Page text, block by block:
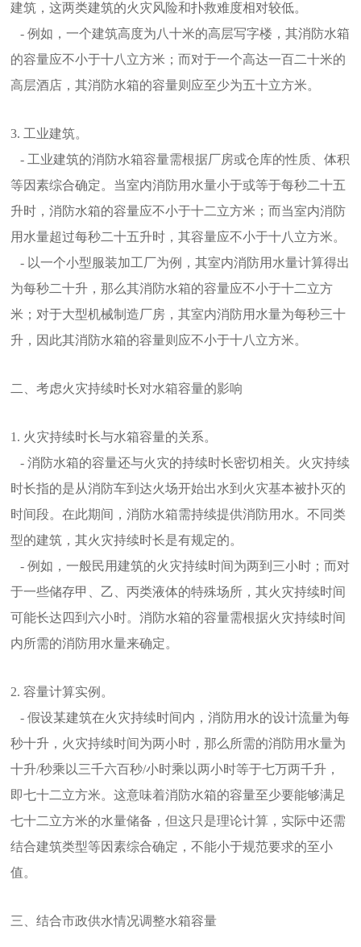
建筑，这两类建筑的火灾风险和扑救难度相对较低。
- 例如，一个建筑高度为八十米的高层写字楼，其消防水箱
的容量应不小于十八立方米；而对于一个高达一百二十米的
高层酒店，其消防水箱的容量则应至少为五十立方米。
3. 工业建筑。
- 工业建筑的消防水箱容量需根据厂房或仓库的性质、体积
等因素综合确定。当室内消防用水量小于或等于每秒二十五
升时，消防水箱的容量应不小于十二立方米；而当室内消防
用水量超过每秒二十五升时，其容量应不小于十八立方米。
- 以一个小型服装加工厂为例，其室内消防用水量计算得出
为每秒二十升，那么其消防水箱的容量应不小于十二立方
米；对于大型机械制造厂房，其室内消防用水量为每秒三十
升，因此其消防水箱的容量则应不小于十八立方米。
二、考虑火灾持续时长对水箱容量的影响
1. 火灾持续时长与水箱容量的关系。
- 消防水箱的容量还与火灾的持续时长密切相关。火灾持续
时长指的是从消防车到达火场开始出水到火灾基本被扑灭的
时间段。在此期间，消防水箱需持续提供消防用水。不同类
型的建筑，其火灾持续时长是有规定的。
- 例如，一般民用建筑的火灾持续时间为两到三小时；而对
于一些储存甲、乙、丙类液体的特殊场所，其火灾持续时间
可能长达四到六小时。消防水箱的容量需根据火灾持续时间
内所需的消防用水量来确定。
2. 容量计算实例。
- 假设某建筑在火灾持续时间内，消防用水的设计流量为每
秒十升，火灾持续时间为两小时，那么所需的消防用水量为
十升/秒乘以三千六百秒/小时乘以两小时等于七万两千升，
即七十二立方米。这意味着消防水箱的容量至少要能够满足
七十二立方米的水量储备，但这只是理论计算，实际中还需
结合建筑类型等因素综合确定，不能小于规范要求的至小
值。
三、结合市政供水情况调整水箱容量